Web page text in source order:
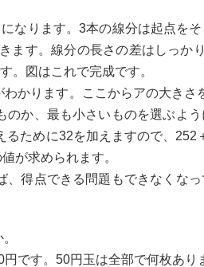
なります。3本の線分は起点を
ます。線分の長さの差はしっか
。図はこれで完成です。
かります。ここからアの大き
か、最も小さいものを選ぶよ
ために32を加えますので、
が求められます。
得点できる問題もできなくな
です。50円玉は全部で何枚あり